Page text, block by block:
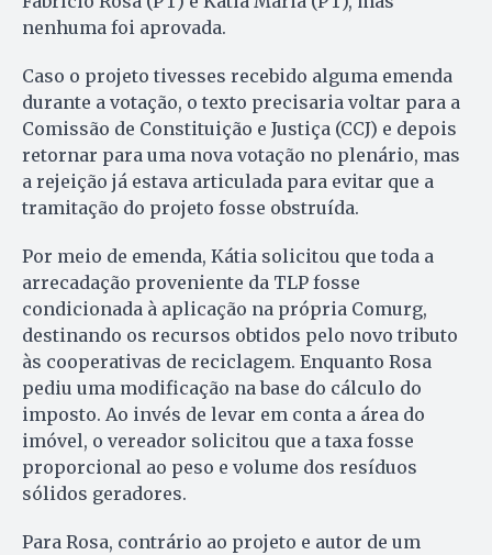
nenhuma foi aprovada.
Caso o projeto tivesses recebido alguma emenda
durante a votação, o texto precisaria voltar para a
Comissão de Constituição e Justiça (CCJ) e depois
retornar para uma nova votação no plenário, mas
a rejeição já estava articulada para evitar que a
tramitação do projeto fosse obstruída.
Por meio de emenda, Kátia solicitou que toda a
arrecadação proveniente da TLP fosse
condicionada à aplicação na própria Comurg,
destinando os recursos obtidos pelo novo tributo
às cooperativas de reciclagem. Enquanto Rosa
pediu uma modificação na base do cálculo do
imposto. Ao invés de levar em conta a área do
imóvel, o vereador solicitou que a taxa fosse
proporcional ao peso e volume dos resíduos
sólidos geradores.
Para Rosa, contrário ao projeto e autor de um